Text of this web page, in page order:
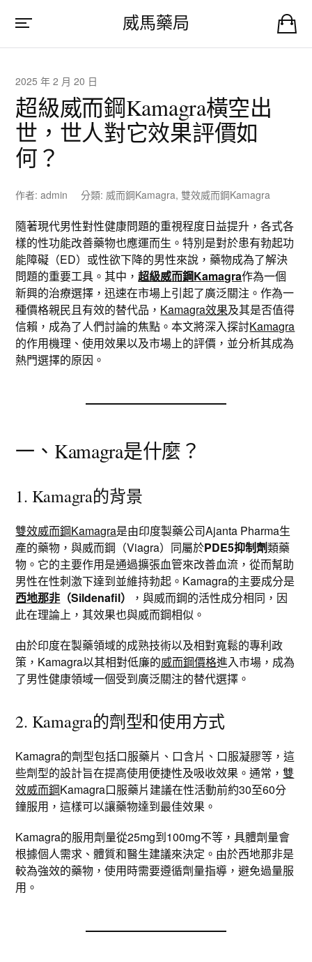
威馬藥局
2025 年 2 月 20 日
超級威而鋼Kamagra橫空出
世，世人對它效果評價如
何？
作者:admin 分類: 威而鋼Kamagra,雙效威而鋼Kamagra
隨著現代男性對性健康問題的重視程度日益提升，各式各
樣的性功能改善藥物也應運而生。特別是對於患有勃起功
能障礙（ED）或性欲下降的男性來說，藥物成為了解決
問題的重要工具。其中，超級威而鋼Kamagra作為一個
新興的治療選擇，迅速在市場上引起了廣泛關注。作為一
種價格親民且有效的替代品， Kamagra效果及其是否值得
信賴，成為了人們討論的焦點。本文將深入探討Kamagra
的作用機理、使用效果以及市場上的評價，並分析其成為
熱門選擇的原因。
一、Kamagra是什麼？
1. Kamagra的背景
雙效威而鋼Kamagra是由印度製藥公司Ajanta Pharma生
產的藥物，與威而鋼（Viagra）同屬於PDE5抑制劑類藥
物。它的主要作用是通過擴張血管來改善血流，從而幫助
男性在性刺激下達到並維持勃起。Kamagra的主要成分是
西地那非 （Sildenafil）
，與威而鋼的活性成分相同，因
此在理論上，其效果也與威而鋼相似。
由於印度在製藥領域的成熟技術以及相對寬鬆的專利政
策，Kamagra以其相對低廉的威而鋼價格進入市場，成為
了男性健康領域一個受到廣泛關注的替代選擇。
2. Kamagra的劑型和使用方式
Kamagra的劑型包括口服藥片、口含片、口服凝膠等，這
些劑型的設計旨在提高使用便捷性及吸收效果。通常，雙
效威而鋼Kamagra口服藥片建議在性活動前約30至60分
鐘服用，這樣可以讓藥物達到最佳效果。
Kamagra的服用劑量從25mg到100mg不等，具體劑量會
根據個人需求、體質和醫生建議來決定。由於西地那非是
較為強效的藥物，使用時需要遵循劑量指導，避免過量服
用。